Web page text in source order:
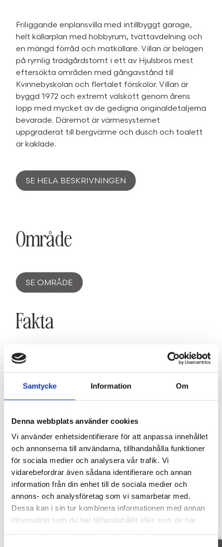
Samtycke Information Om
Denna webbplats använder cookies
Vi använder enhetsidentifierare för att anpassa innehållet
och annonserna till användarna, tillhandahålla funktioner
för sociala medier och analysera vår trafik. Vi
vidarebefordrar även sådana identifierare och annan
information från din enhet till de sociala medier och
annons- och analysföretag som vi samarbetar med.
Dessa kan i sin tur kombinera informationen med annan
information som du har tillhandahållit eller som de har
Friliggande enplansvilla med intillbyggt garage,
helt källarplan med hobbyrum, tvättavdelning och
en mängd förråd och matkällare. Villan är belägen
på rymlig trädgårdstomt i ett av Hjulsbros mest
eftersökta områden med gångavstånd till
Kvinnebyskolan och flertalet förskolor. Villan är
byggd 1972 och extremt välskött genom årens
lopp med mycket av de gedigna originaldetaljerna
bevarade. Däremot är värmesystemet
uppgraderat till bergvärme och dusch och toalett
är kaklade.
SE HELA BESKRIVNINGEN
Område
SE OMRÅDE
Fakta
Planritning